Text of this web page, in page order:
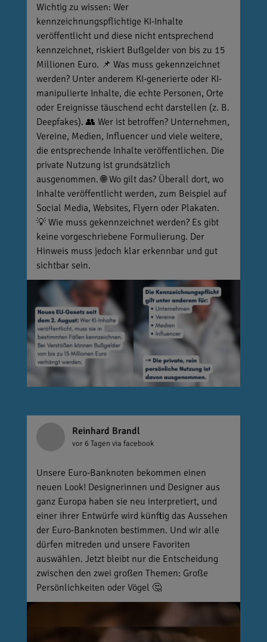
Wichtig zu wissen: Wer
kennzeichnungspflichtige KI-Inhalte
veröffentlicht und diese nicht entsprechend
kennzeichnet, riskiert Bußgelder von bis zu 15
Millionen Euro. 📌 Was muss gekennzeichnet
werden? Unter anderem KI-generierte oder KI-
manipulierte Inhalte, die echte Personen, Orte
oder Ereignisse täuschend echt darstellen (z. B.
Deepfakes). 👥 Wer ist betroffen? Unternehmen,
Vereine, Medien, Influencer und viele weitere,
die entsprechende Inhalte veröffentlichen. Die
private Nutzung ist grundsätzlich
ausgenommen. 🌐 Wo gilt das? Überall dort, wo
Inhalte veröffentlicht werden, zum Beispiel auf
Social Media, Websites, Flyern oder Plakaten.
💡 Wie muss gekennzeichnet werden? Es gibt
keine vorgeschriebene Formulierung. Der
Hinweis muss jedoch klar erkennbar und gut
sichtbar sein.
Reinhard Brandl
vor 6 Tagen via facebook
Unsere Euro-Banknoten bekommen einen
neuen Look! Designerinnen und Designer aus
ganz Europa haben sie neu interpretiert, und
einer ihrer Entwürfe wird künftig das Aussehen
der Euro-Banknoten bestimmen. Und wir alle
dürfen mitreden und unsere Favoriten
auswählen. Jetzt bleibt nur die Entscheidung
zwischen den zwei großen Themen: Große
Persönlichkeiten oder Vögel 🤔